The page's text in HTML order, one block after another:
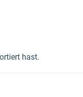
hast.